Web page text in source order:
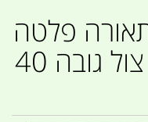
פלטה
15X15 צינור 1.5 צול גובה 40